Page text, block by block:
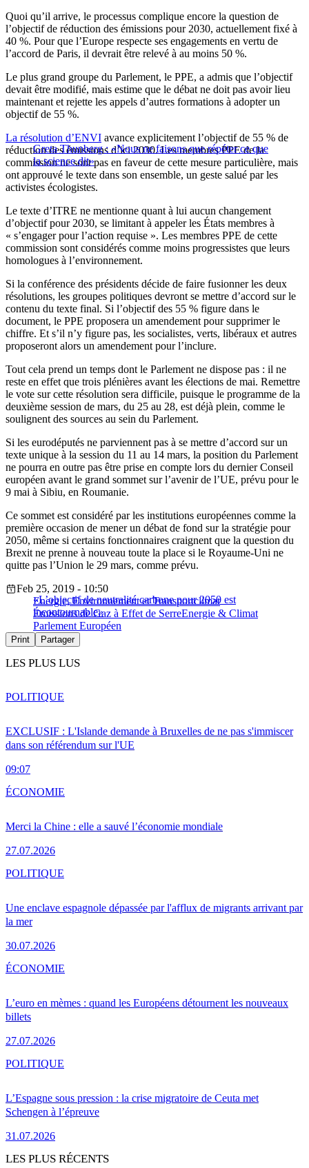
Quoi qu’il arrive, le processus complique encore la question de
l’objectif de réduction des émissions pour 2030, actuellement fixé à
40 %. Pour que l’Europe respecte ses engagements en vertu de
l’accord de Paris, il devrait être relevé à au moins 50 %.
Le plus grand groupe du Parlement, le PPE, a admis que l’objectif
devait être modifié, mais estime que le débat ne doit pas avoir lieu
maintenant et rejette les appels d’autres formations à adopter un
objectif de 55 %.
Greta Thunberg : «Nous ne faisons que répéter ce que
la science dit»
La résolution d’ENVI avance explicitement l’objectif de 55 % de
réduction des émissions d’ici 2030. Les membres PPE de la
commission ne sont pas en faveur de cette mesure particulière, mais
ont approuvé le texte dans son ensemble, un geste salué par les
activistes écologistes.
Le texte d’ITRE ne mentionne quant à lui aucun changement
d’objectif pour 2030, se limitant à appeler les États membres à
« s’engager pour l’action requise ». Les membres PPE de cette
commission sont considérés comme moins progressistes que leurs
homologues à l’environnement.
Si la conférence des présidents décide de faire fusionner les deux
résolutions, les groupes politiques devront se mettre d’accord sur le
contenu du texte final. Si l’objectif des 55 % figure dans le
document, le PPE proposera un amendement pour supprimer le
chiffre. Et s’il n’y figure pas, les socialistes, verts, libéraux et autres
proposeront alors un amendement pour l’inclure.
Tout cela prend un temps dont le Parlement ne dispose pas : il ne
reste en effet que trois plénières avant les élections de mai. Remettre
le vote sur cette résolution sera difficile, puisque le programme de la
deuxième session de mars, du 25 au 28, est déjà plein, comme le
soulignent des sources au sein du Parlement.
Si les eurodéputés ne parviennent pas à se mettre d’accord sur un
texte unique à la session du 11 au 14 mars, la position du Parlement
ne pourra en outre pas être prise en compte lors du dernier Conseil
européen avant le grand sommet sur l’avenir de l’UE, prévu pour le
9 mai à Sibiu, en Roumanie.
Ce sommet est considéré par les institutions européennes comme la
première occasion de mener un débat de fond sur la stratégie pour
2050, même si certains fonctionnaires craignent que la question du
Brexit ne prenne à nouveau toute la place si le Royaume-Uni ne
quitte pas l’Union le 29 mars, comme prévu.
«L’objectif de neutralité carbone pour 2050 est
incontournable»
Feb 25, 2019 - 10:50
Energie, Environnement et Transportclimat
Émissions de Gaz à Effet de SerreEnergie & Climat
Parlement Européen
Print Partager
LES PLUS LUS
EXCLUSIF : L'Islande demande à Bruxelles de ne pas s'immiscer
dans son référendum sur l'UE
09:07
POLITIQUE
Merci la Chine : elle a sauvé l’économie mondiale
27.07.2026
ÉCONOMIE
Une enclave espagnole dépassée par l'afflux de migrants arrivant par
la mer
30.07.2026
POLITIQUE
L’euro en mèmes : quand les Européens détournent les nouveaux
billets
27.07.2026
ÉCONOMIE
L’Espagne sous pression : la crise migratoire de Ceuta met
Schengen à l’épreuve
31.07.2026
POLITIQUE
LES PLUS RÉCENTS